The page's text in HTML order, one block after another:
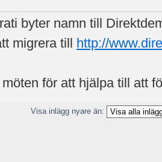
byter namn till
migrera till
http://
för att hjälpa till att
Visa inlägg nyare än: